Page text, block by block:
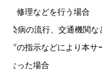
検・修理などを行う場合
伝染病の流行、交通機関
官庁の指示などにより本サ
になった場合